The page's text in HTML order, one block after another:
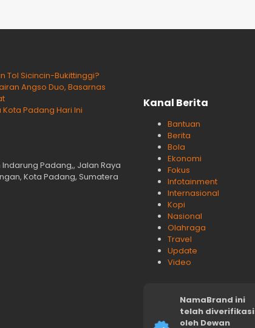
Tol Sicincin-Bukittinggi?
Angso Duo, Basarnas
Padang Hari Ini
Indarung Padang,, Jalan Raya
Kota Padang, Sumatera
Kanal Berita
Bantuan
Berita
Bola
Ekonomi
Fokus
Infotainment
Internasional
Kopi
Nasional
Olahraga
Travel
Update
Video
NamaBrand ini
telah diverifikasi
oleh Dewan